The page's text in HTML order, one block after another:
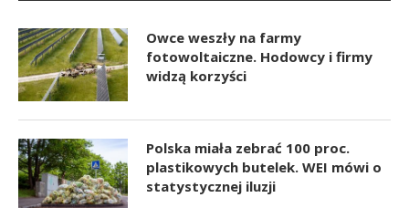
Owce weszły na farmy
fotowoltaiczne. Hodowcy i firmy
widzą korzyści
Polska miała zebrać 100 proc.
plastikowych butelek. WEI mówi o
statystycznej iluzji